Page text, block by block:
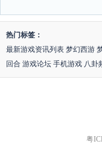
热门标签：
最新游戏资讯列表 梦幻西游
回合 游戏论坛 手机游戏 八卦
粤